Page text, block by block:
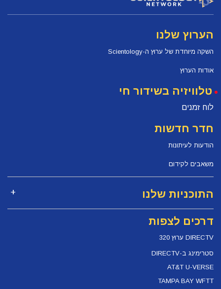
הערוץ שלנו
השקה מיוחדת של ערוץ ה-Scientology
אודות הערוץ
טלוויזיה בשידור חי
לוח זמנים
חדר חדשות
הודעות לעיתונות
משאבים לקידום
התוכניות שלנו
דרכים לצפות
DIRECTV ערוץ 320
סטרימינג ב-DIRECTV
AT&T U-VERSE
TAMPA BAY WFTT